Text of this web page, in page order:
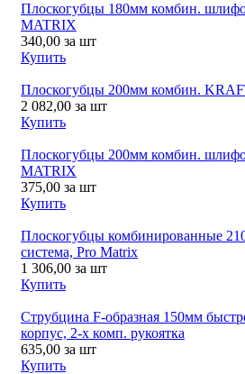
Плоскогубцы 180мм комбин.
MATRIX
340,00 за шт
Купить
Плоскогубцы 200мм комбин.
2 082,00 за шт
Купить
Плоскогубцы 200мм комбин.
MATRIX
375,00 за шт
Купить
Плоскогубцы комбинированные
система, Pro Matrix
1 306,00 за шт
Купить
Струбцина F-образная 150мм
корпус, 2-х комп. рукоятка
635,00 за шт
Купить